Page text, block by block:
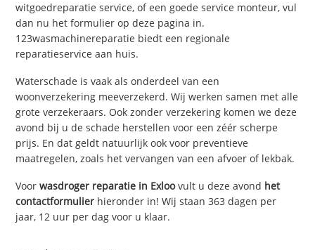
witgoedreparatie service, of een goede service monteur, vul
dan nu het formulier op deze pagina in.
123wasmachinereparatie biedt een regionale
reparatieservice aan huis.
Waterschade is vaak als onderdeel van een
woonverzekering meeverzekerd. Wij werken samen met alle
grote verzekeraars. Ook zonder verzekering komen we deze
avond bij u de schade herstellen voor een zéér scherpe
prijs. En dat geldt natuurlijk ook voor preventieve
maatregelen, zoals het vervangen van een afvoer of lekbak.
Voorwasdroger reparatie in Exloovult u deze avond het
contactformulier hieronder in! Wij staan 363 dagen per
jaar, 12 uur per dag voor u klaar.